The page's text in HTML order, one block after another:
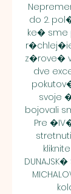
do 2.
ke� sme
z�rove�
dve
svoje
bojovali
Pre
DUNAJSK�